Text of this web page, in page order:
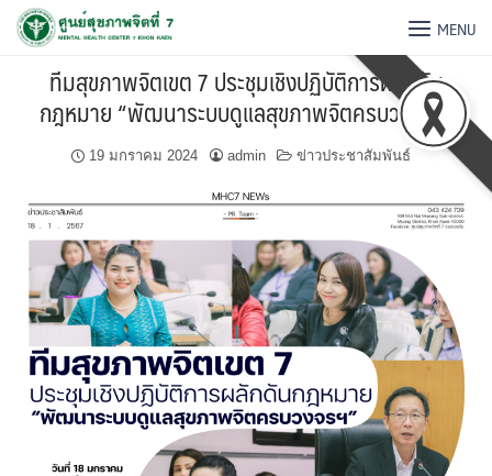
MENU
ทีมสุขภาพจิตเขต 7 ประชุมเชิงปฏิบัติการผลักดัน
กฎหมาย “พัฒนาระบบดูแลสุขภาพจิตครบวงจรฯ”
19 มกราคม 2024 admin ข่าวประชาสัมพันธ์